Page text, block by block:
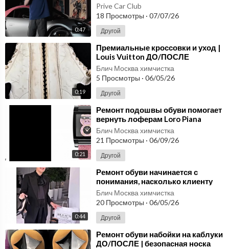
0:47
Prive Car Club
18 Просмотры · 07/07/26
Другой
0:19
⁣Премиальные кроссовки и уход |
Louis Vuitton ДО/ПОСЛЕ
Блич Москва химчистка
5 Просмотры · 06/05/26
Другой
0:21
⁣Ремонт подошвы обуви помогает
вернуть лоферам Loro Piana
комфорт и срок службы | ДО/
ПОСЛЕ
Блич Москва химчистка
21 Просмотры · 06/09/26
Другой
0:44
⁣Ремонт обуви начинается с
понимания, насколько клиенту
действительно подходит
результат | ДО/ПОСЛЕ
Блич Москва химчистка
20 Просмотры · 06/05/26
Другой
⁣Ремонт обуви набойки на каблуки
ДО/ПОСЛЕ | безопасная носка